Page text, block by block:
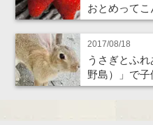
おとめって
2017/08/18
うさぎとふ
野島）」で子